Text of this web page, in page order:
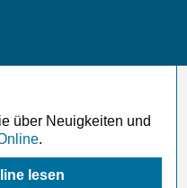
über Neuigkeiten und
.
lesen